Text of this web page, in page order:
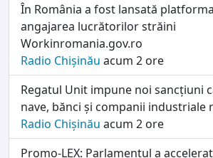
În România a fost lansată
angajarea lucrătorilor străini
Workinromania.gov.ro
Radio Chișinău acum 2 ore
Regatul Unit impune noi sancțiuni
nave, bănci și companii industriale
Radio Chișinău acum 2 ore
Promo-LEX: Parlamentul a